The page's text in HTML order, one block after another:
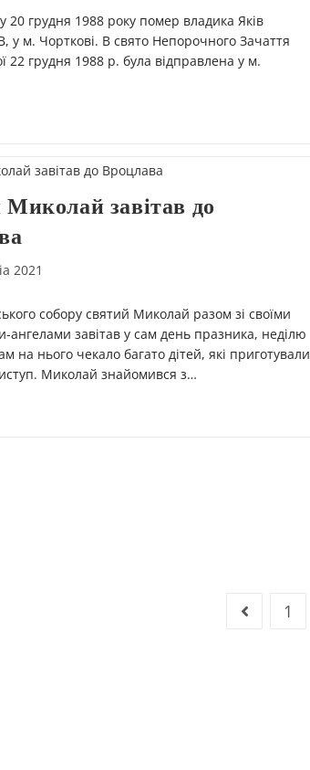
20 грудня 1988 року помер владика Яків
у м. Чорткові. В свято Непорочного Зачаття
22 грудня 1988 р. була відправлена у м.
завітав до
2021
собору святий Миколай разом зі своїми
ангелами завітав у сам день празника, неділю
на нього чекало багато дітей, які приготували
Миколай знайомився з…
1